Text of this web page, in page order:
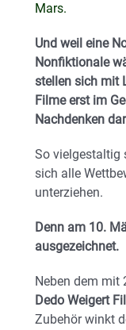
Mars.
Und weil eine
Nonfiktionale
stellen sich mit
Filme erst im
Nachdenken
So vielgestaltig
sich alle
unterziehen.
Denn am 10.
ausgezeichnet.
Neben dem mit
Dedo Weigert
Zubehör winkt